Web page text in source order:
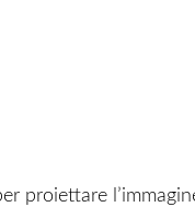
proiettare